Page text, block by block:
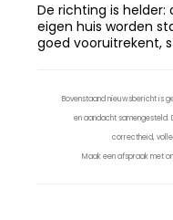
De richting is
eigen huis worden
goed vooruitrekent,
Bovenstaand nieuwsbericht is
en aandacht samengesteld.
correctheid,
Maak een afspraak met